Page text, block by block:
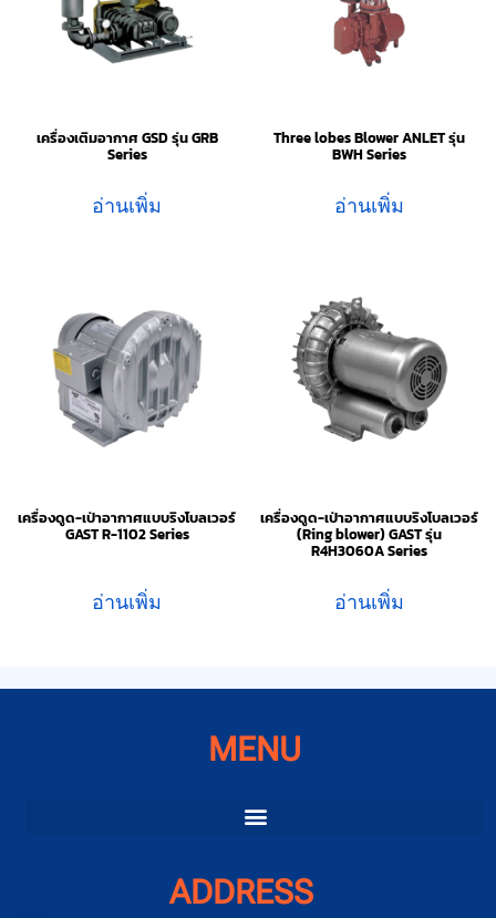
เครื่องเติมอากาศ GSD รุ่น GRB
Series
อ่านเพิ่ม
Three lobes Blower ANLET รุ่น
BWH Series
อ่านเพิ่ม
เครื่องดูด-เป่าอากาศแบบริงโบลเวอร์
GAST R-1102 Series
อ่านเพิ่ม
เครื่องดูด-เป่าอากาศแบบริงโบลเวอร์
(Ring blower) GAST รุ่น
R4H3060A Series
อ่านเพิ่ม
MENU
ADDRESS